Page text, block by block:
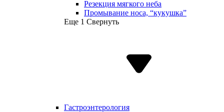
Резекция мягкого неба
Промывание носа, “кукушка”
Еще 1 Свернуть
Гастроэнтерология